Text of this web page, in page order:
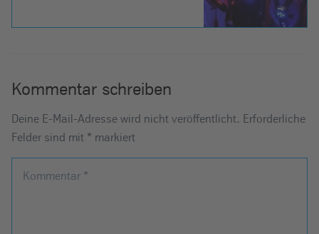
Kommentar schreiben
Deine E-Mail-Adresse wird nicht veröffentlicht. Erforderliche
Felder sind mit * markiert
Kommentar *